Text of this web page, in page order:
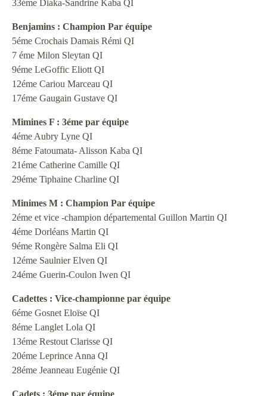
33éme Diaka-Sandrine Kaba QI
Benjamins : Champion Par équipe
5éme Crochais Damais Rémi QI
7 éme Milon Sleytan QI
9éme LeGoffic Eliott QI
12éme Cariou Marceau QI
17éme Gaugain Gustave QI
Mimines F : 3éme par équipe
4éme Aubry Lyne QI
8éme Fatoumata- Alisson Kaba QI
21éme Catherine Camille QI
29éme Tiphaine Charline QI
Minimes M : Champion Par équipe
2éme et vice -champion départemental Guillon Martin QI
4éme Dorléans Martin QI
9éme Rongère Salma Eli QI
12éme Saulnier Elven QI
24éme Guerin-Coulon Iwen QI
Cadettes : Vice-championne par équipe
6éme Gosnet Eloïse QI
8éme Langlet Lola QI
13éme Restout Clarisse QI
20éme Leprince Anna QI
28éme Jeanneau Eugénie QI
Cadets : 3éme par équipe